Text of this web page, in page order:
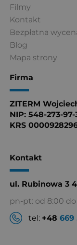
Filmy
Kontakt
Bezpłatna
Blog
Mapa strony
Firma
ZITERM
NIP: 548-273-97-
KRS
Kontakt
ul. Rubinowa 3
pn-pt: od 8:00 do
tel: +48 669